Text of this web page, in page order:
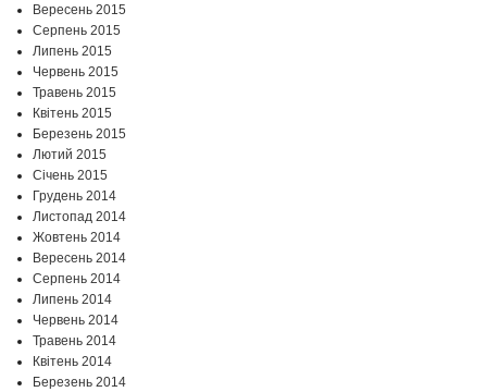
Вересень 2015
Серпень 2015
Липень 2015
Червень 2015
Травень 2015
Квітень 2015
Березень 2015
Лютий 2015
Січень 2015
Грудень 2014
Листопад 2014
Жовтень 2014
Вересень 2014
Серпень 2014
Липень 2014
Червень 2014
Травень 2014
Квітень 2014
Березень 2014